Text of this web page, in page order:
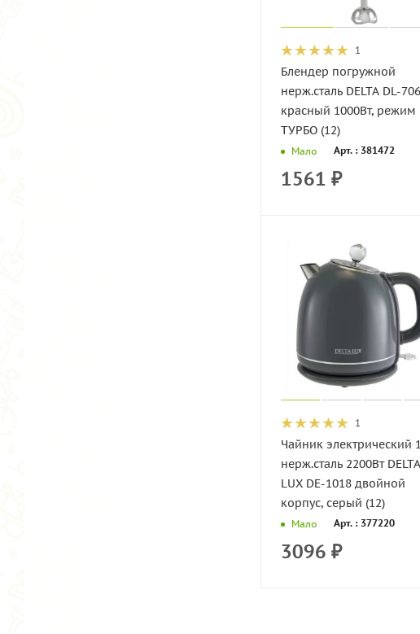
1
Блендер погружной
нерж.сталь DELTA DL-
красный 1000Вт, режим
ТУРБО (12)
Мало Арт. : 381472
1561 ₽
1
Чайник электрический
нерж.сталь 2200Вт DELTA
LUX DE-1018 двойной
корпус, серый (12)
Мало Арт. : 377220
3096 ₽